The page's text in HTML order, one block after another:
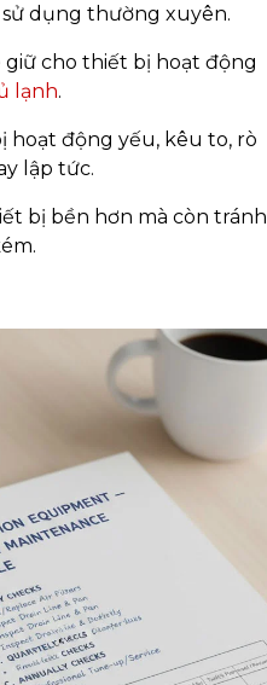
dụng thường xuyên.
giữ cho thiết bị hoạt động
lạnh.
hoạt động yếu, kêu to, rò
lập tức.
bị bền hơn mà còn tránh